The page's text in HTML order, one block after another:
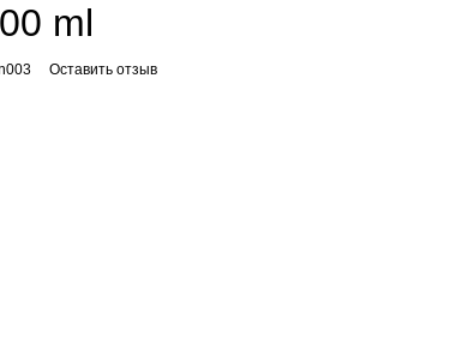
ml
Оставить отзыв